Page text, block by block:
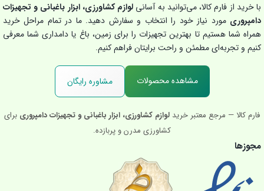
با خرید از فارم کالا، می‌توانید به آسانی لوازم کشاورزی، ابزار باغبانی و تجهیزات
دامپروری مورد نیاز خود را انتخاب و سفارش دهید. ما در تمام مراحل خرید
همراه شما هستیم تا بهترین تجهیزات را برای زمین، باغ یا دامداری شما معرفی
کنیم و تجربه‌ای مطمئن و راحت برایتان فراهم کنیم.
مشاهده محصولات مشاوره رایگان
فارم کالا — مرجع معتبر خرید لوازم کشاورزی، ابزار باغبانی و تجهیزات دامپروری برای
کشاورزی مدرن و پربازده.
مجوزها